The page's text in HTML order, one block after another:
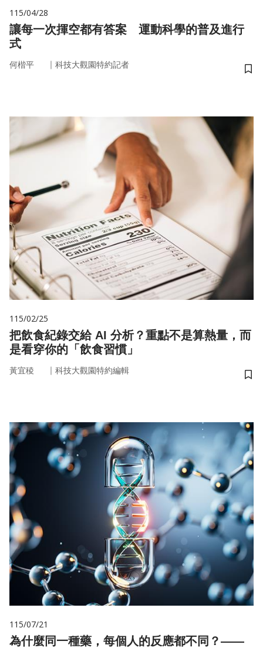
115/04/28
讓每一次揮空都有答案 運動科學的普及進行
式
何楷平 ｜ 科技大觀園特約記者
儲
115/02/25
把飲食紀錄交給 AI 分析？重點不是算熱量，而
是看穿你的「飲食習慣」
黃宜稜 ｜ 科技大觀園特約編輯
儲
115/07/21
為什麼同一種藥，每個人的反應都不同？——